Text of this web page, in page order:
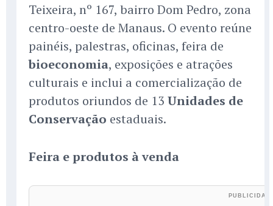
Teixeira, nº 167, bairro Dom Pedro, zona
centro-oeste de Manaus. O evento reúne
painéis, palestras, oficinas, feira de
bioeconomia, exposições e atrações
culturais e inclui a comercialização de
produtos oriundos de 13 Unidades de
Conservação estaduais.
Feira e produtos à venda